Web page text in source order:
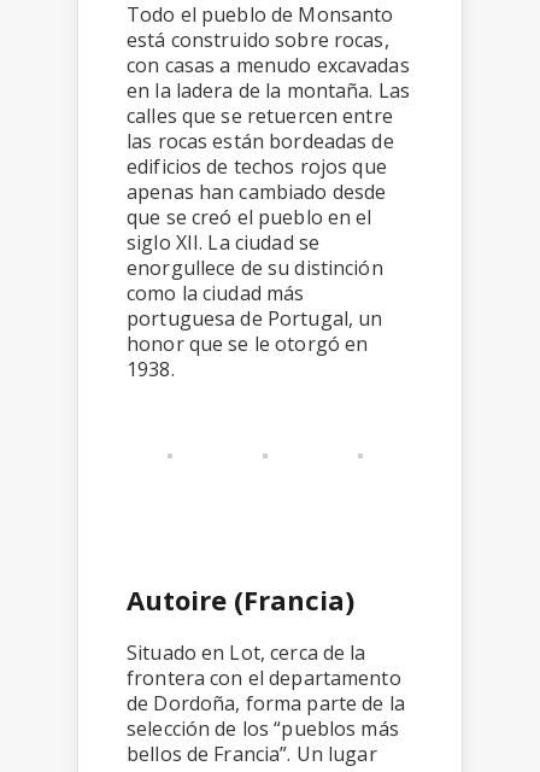
Todo el pueblo de Monsanto
está construido sobre rocas,
con casas a menudo excavadas
en la ladera de la montaña. Las
calles que se retuercen entre
las rocas están bordeadas de
edificios de techos rojos que
apenas han cambiado desde
que se creó el pueblo en el
siglo XII. La ciudad se
enorgullece de su distinción
como la ciudad más
portuguesa de Portugal, un
honor que se le otorgó en
1938.
Autoire (Francia)
Situado en Lot, cerca de la
frontera con el departamento
de Dordoña, forma parte de la
selección de los “pueblos más
bellos de Francia”. Un lugar